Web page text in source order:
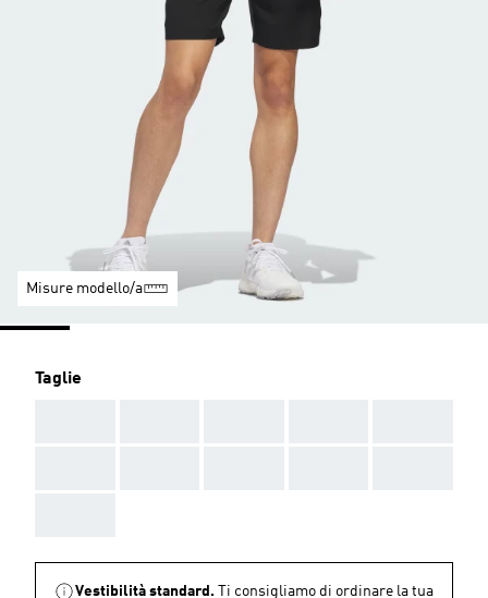
Misure modello/a
Taglie
Vestibilità standard.
Ti consigliamo di ordinare la tua